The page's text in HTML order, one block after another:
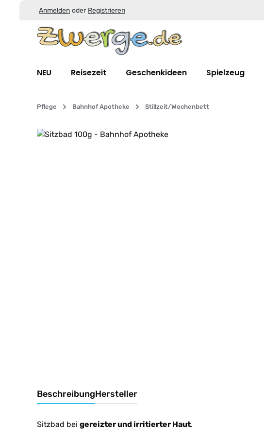
Zum Hauptinhalt springen
Zur Suche springen
Zur Hauptnavigation springen
Anmelden oder Registrieren
NEU Reisezeit Geschenkideen Spielzeug
Pflege Bahnhof Apotheke Stillzeit/Wochenbett
Bildergalerie überspringen
BeschreibungHersteller
Sitzbad bei gereizter und irritierter Haut.